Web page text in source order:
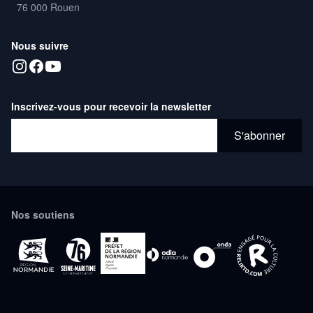
76 000 Rouen
Nous suivre
Inscrivez-vous pour recevoir la newsletter
Nos soutiens